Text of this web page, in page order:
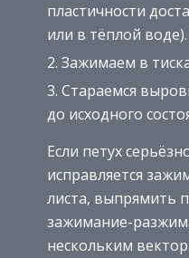
пластичности
или в тёплой воде).
Зажимаем в
Стараемся
до исходного
Если петух
исправляется
листа, выпрямить
зажимание-
нескольким